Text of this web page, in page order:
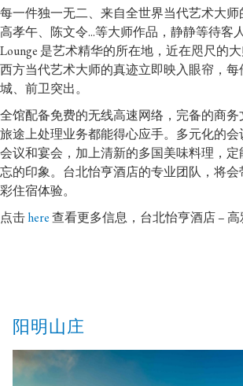
每一件独一无二、来自全世界当代艺术大师
高孝午、陈文令...等大师作品，静静等待客
Lounge 是艺术精华的所在地，近在咫尺的
西方当代艺术大师的真迹立即映入眼帘，
城、前卫突出。
全馆配备免费的无线高速网络，完备的商
旅途上处理业务都能得心应手。多元化的
会议和宴会，加上清新的多国美味料理，
忘的印象。台北怡亨酒店的专业团队，将
彩住宿体验。
点击here查看更多信息，台北怡亨酒店 –
阳明山庄